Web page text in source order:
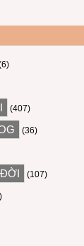
(407)
(36)
(107)